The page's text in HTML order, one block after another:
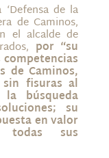
de la
de Caminos,
el alcalde de
por “su
de Caminos,
fisuras al
búsqueda
su
en valor
sus